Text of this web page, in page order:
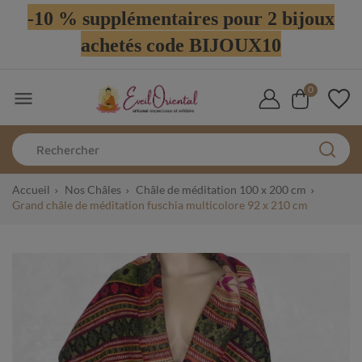
-10 % supplémentaires pour 2 bijoux
achetés code BIJOUX10
 0
Accueil Nos Châles
Châle de méditation 100 x 200 cm
Grand châle de méditation fuschia multicolore 92 x 210 cm